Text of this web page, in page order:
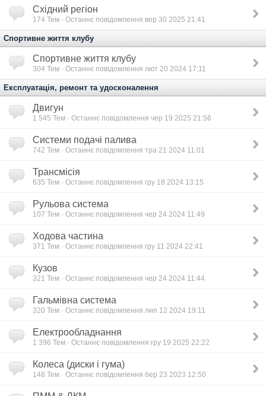
Східний регіон
174 Тем · Останнє повідомлення вер 30 2025 21:41
Спортивне життя клубу
Спортивне життя клубу
304 Тем · Останнє повідомлення лют 20 2024 17:11
Експлуатація, ремонт та удосконалення
Двигун
1 545 Тем · Останнє повідомлення чер 19 2025 21:56
Системи подачі палива
742 Тем · Останнє повідомлення тра 21 2024 11:01
Трансмісія
635 Тем · Останнє повідомлення гру 18 2024 13:15
Рульова система
107 Тем · Останнє повідомлення чер 24 2024 11:49
Ходова частина
371 Тем · Останнє повідомлення гру 11 2024 22:41
Кузов
321 Тем · Останнє повідомлення чер 24 2024 11:44
Гальмівна система
320 Тем · Останнє повідомлення лип 12 2024 19:11
Електрообладнання
1 396 Тем · Останнє повідомлення гру 19 2025 22:22
Колеса (диски і гума)
148 Тем · Останнє повідомлення бер 23 2023 12:50